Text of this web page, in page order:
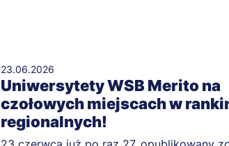
23.06.2026
Uniwersytety WSB Merito na
czołowych miejscach w
regionalnych!